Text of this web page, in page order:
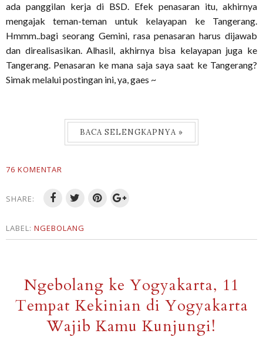
ada panggilan kerja di BSD. Efek penasaran itu, akhirnya
mengajak teman-teman untuk kelayapan ke Tangerang.
Hmmm..bagi seorang Gemini, rasa penasaran harus dijawab
dan direalisasikan. Alhasil, akhirnya bisa kelayapan juga ke
Tangerang. Penasaran ke mana saja saya saat ke Tangerang?
Simak melalui postingan ini, ya, gaes ~
BACA SELENGKAPNYA »
76 KOMENTAR
SHARE:
LABEL: NGEBOLANG
Ngebolang ke Yogyakarta, 11
Tempat Kekinian di Yogyakarta
Wajib Kamu Kunjungi!